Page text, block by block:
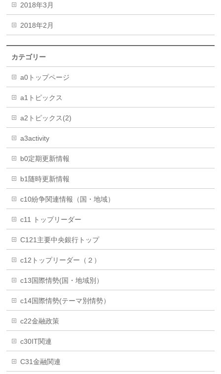
2018年3月
2018年2月
カテゴリー
a0トップページ
a1トピックス
a2トピックス(2)
a3activity
b0定期更新情報
b1随時更新情報
c10紛争関連情報（国・地域）
c11 トップリーダー
C121主要中央銀行トップ
c12トップリーダー（２）
c13国際情勢(国・地域別）
c14国際情勢(テーマ別情勢）
c22金融政策
c30IT関連
C31金融関連